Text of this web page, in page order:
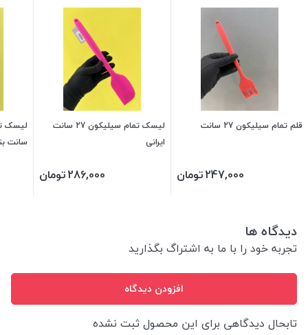
قلم تمام سیلیکون 27 سانت
247,000تومان
لیسک تمام سیلیکون 27 سانت
ایرانی
286,000تومان
سانت
دیدگاه ها
تجربه خود را با ما به اشتراگ بگذارید
افزودن دیدگاه
تابحال دیدگاهی برای این محصول ثبت نشده